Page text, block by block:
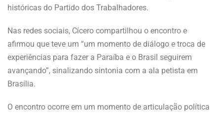
históricas do Partido dos Trabalhadores.
Nas redes sociais, Cícero compartilhou o encontro e
afirmou que teve um “um momento de diálogo e troca de
experiências para fazer a Paraíba e o Brasil seguirem
avançando”, sinalizando sintonia com a ala petista em
Brasília.
O encontro ocorre em um momento de articulação política